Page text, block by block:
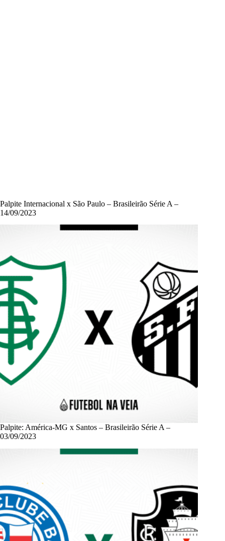
Palpite Internacional x São Paulo – Brasileirão Série A –
14/09/2023
Palpite: América-MG x Santos – Brasileirão Série A –
03/09/2023